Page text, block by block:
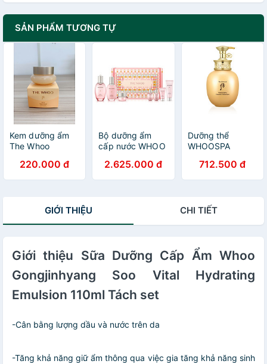
SẢN PHẨM TƯƠNG TỰ
Kem dưỡng ẩm
The Whoo
Firming Cream
10ml
220.000 đ
Bộ dưỡng ẩm
cấp nước WHOO
Special Set
2.625.000 đ
Dưỡng thể
WHOOSPA
moisturizer
220ml
712.500 đ
GIỚI THIỆU CHI TIẾT
Giới thiệu Sữa Dưỡng Cấp Ẩm Whoo
Gongjinhyang Soo Vital Hydrating
Emulsion 110ml Tách set
-Cân bằng lượng dầu và nước trên da
-Tăng khả năng giữ ẩm thông qua việc gia tăng khả năng sinh